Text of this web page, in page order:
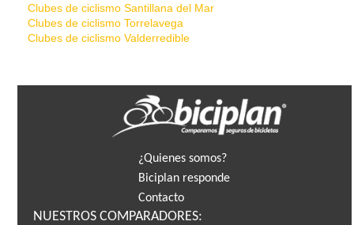
Clubes de ciclismo Santillana del Mar
Clubes de ciclismo Torrelavega
Clubes de ciclismo Valderredible
¿Quienes somos?
Biciplan responde
Contacto
NUESTROS COMPARADORES: